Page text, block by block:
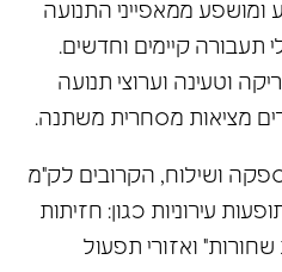
ממאפייני התנועה
תעבורה קיימים וחדשים.
וטעינה וערוצי תנועה
מציאות מסחרית משתנה.
ושילוח, הקרובים לק"מ
עירוניות כגון: חזיתות
שחורות" ואזורי תפעול